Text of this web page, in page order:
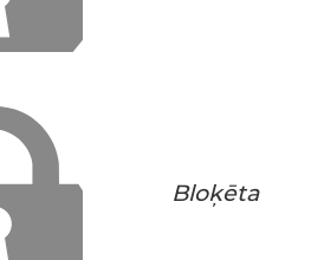
Bloķēta